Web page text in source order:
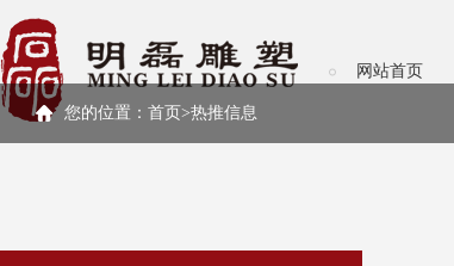
网站首页
您的位置： 首页>热推信息